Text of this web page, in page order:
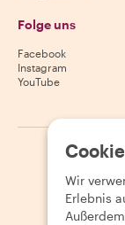
Folge uns
Facebook
Instagram
YouTube
2026
Wir
Erlebnis